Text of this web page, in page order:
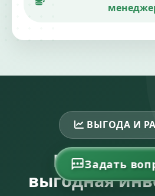
ВЫГОДА И
Почему
выгодная
Задать